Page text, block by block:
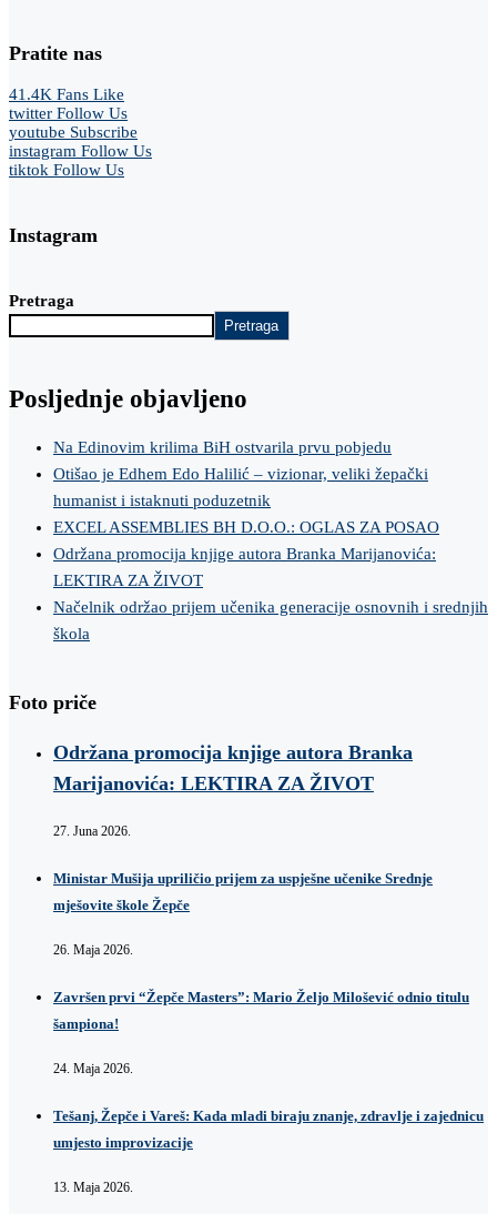
Pratite nas
41.4K Fans Like
twitter Follow Us
youtube Subscribe
instagram Follow Us
tiktok Follow Us
Instagram
Pretraga
Pretraga
Posljednje objavljeno
Na Edinovim krilima BiH ostvarila prvu pobjedu
Otišao je Edhem Edo Halilić – vizionar, veliki žepački
humanist i istaknuti poduzetnik
EXCEL ASSEMBLIES BH D.O.O.: OGLAS ZA POSAO
Održana promocija knjige autora Branka Marijanovića:
LEKTIRA ZA ŽIVOT
Načelnik održao prijem učenika generacije osnovnih i srednjih
škola
Foto priče
Održana promocija knjige autora Branka
Marijanovića: LEKTIRA ZA ŽIVOT
27. Juna 2026.
Ministar Mušija upriličio prijem za uspješne učenike Srednje
mješovite škole Žepče
26. Maja 2026.
Završen prvi “Žepče Masters”: Mario Željo Milošević odnio titulu
šampiona!
24. Maja 2026.
Tešanj, Žepče i Vareš: Kada mladi biraju znanje, zdravlje i zajednicu
umjesto improvizacije
13. Maja 2026.